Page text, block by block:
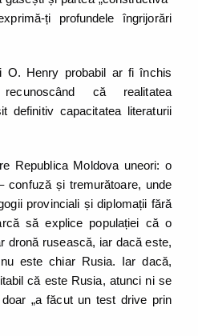
ți profundele îngrijorări
O. Henry probabil ar fi închis
că realitatea
definitiv capacitatea literaturii
Republica Moldova uneori: o
confuză și tremurătoare, unde
provinciali și diplomații fără
să explice populației că o
dronă rusească, iar dacă este,
este chiar Rusia. Iar dacă,
că este Rusia, atunci ni se
„a făcut un test drive prin